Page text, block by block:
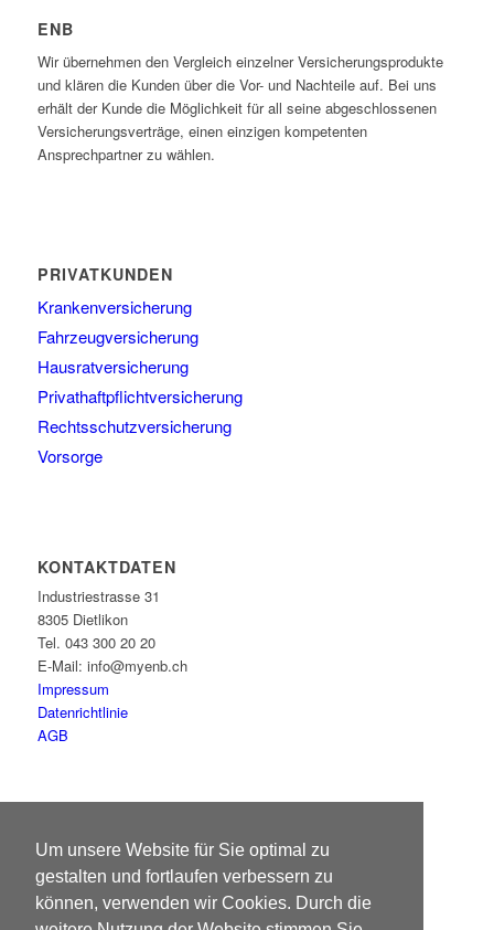
Um unsere Website für Sie optimal zu
gestalten und fortlaufen verbessern zu
können, verwenden wir Cookies. Durch die
ENB
Wir übernehmen den Vergleich einzelner Versicherungsprodukte
und klären die Kunden über die Vor- und Nachteile auf. Bei uns
erhält der Kunde die Möglichkeit für all seine abgeschlossenen
Versicherungsverträge, einen einzigen kompetenten
Ansprechpartner zu wählen.
PRIVATKUNDEN
Krankenversicherung
Fahrzeugversicherung
Hausratversicherung
Privathaftpflichtversicherung
Rechtsschutzversicherung
Vorsorge
KONTAKTDATEN
Industriestrasse 31
8305 Dietlikon
Tel. 043 300 20 20
E-Mail: info@myenb.ch
Impressum
Datenrichtlinie
AGB
ÖFFNUNGSZEITEN
Montag – Freitag:
08:00 – 17:00